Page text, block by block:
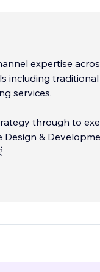
expertise
including
services.
through to
Design &
Optimisation